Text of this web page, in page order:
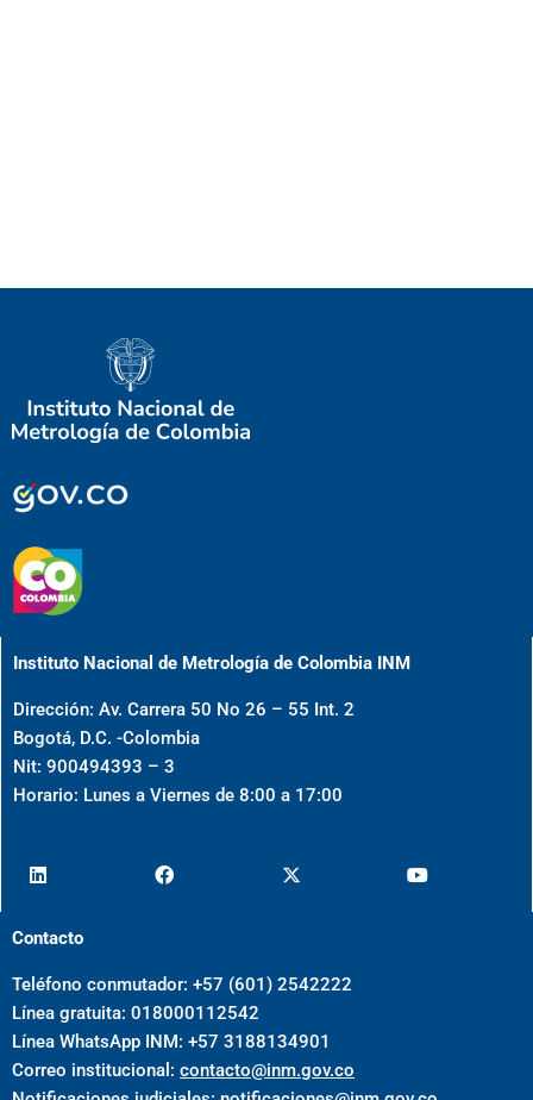
Instituto Nacional de Metrología de Colombia INM
Dirección: Av. Carrera 50 No 26 – 55 Int. 2
Bogotá, D.C. -Colombia
Nit: 900494393 – 3
Horario: Lunes a Viernes de 8:00 a 17:00
Contacto
Teléfono conmutador: +57 (601) 2542222
Línea gratuita: 018000112542
Línea WhatsApp INM: +57 3188134901
Correo institucional: contacto@inm.gov.co